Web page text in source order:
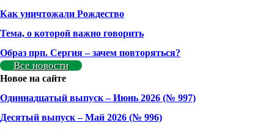
Как уничтожали Рождество
Тема, о которой важно говорить
Образ прп. Сергия – зачем повторяться?
Все новости
Новое на сайте
Одиннадцатый выпуск – Июнь 2026 (№ 997)
Деcятый выпуск – Май 2026 (№ 996)